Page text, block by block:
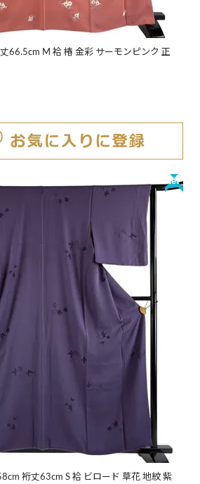
66.5cm M 袷 椿 金彩 サーモンピンク 正
New
裄丈63cm S 袷 ビロード 草花 地紋 紫